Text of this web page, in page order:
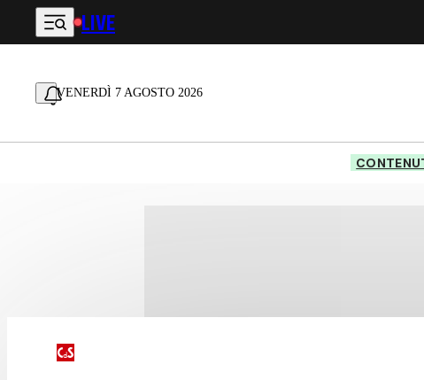
Vai al contenuto principale
LIVE
VENERDÌ 7 AGOSTO 2026